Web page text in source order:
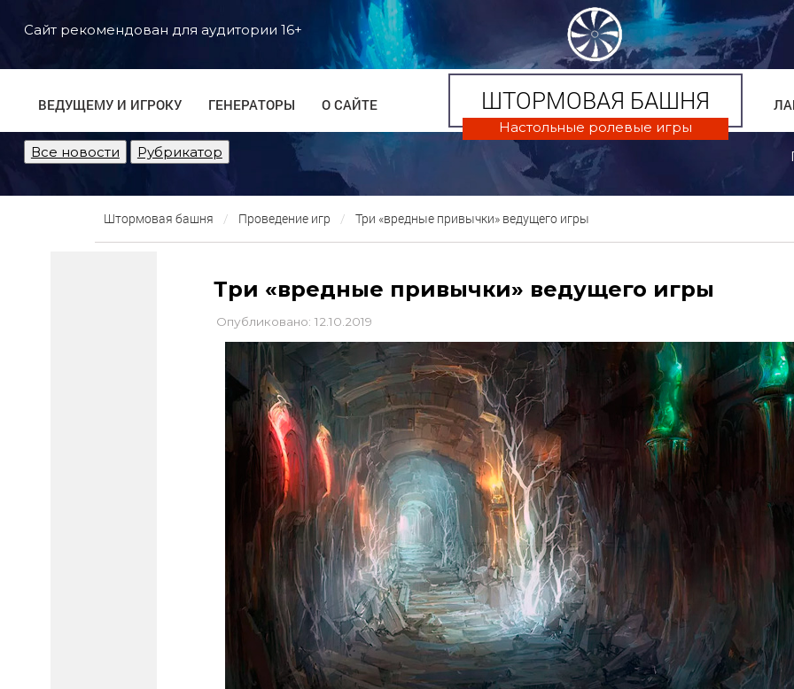
Сайт рекомендован для аудитории 16+
ВЕДУЩЕМУ И ИГРОКУ ГЕНЕРАТОРЫ О САЙТЕ ШТОРМОВАЯ БАШНЯ
Настольные ролевые игры
Все новости
Рубрикатор
Штормовая башня Проведение игр Три «вредные привычки» ведущего игры
Три «вредные привычки» ведущего игры
Опубликовано: 12.10.2019